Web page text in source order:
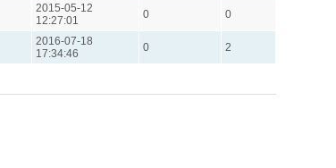
2015-05-12
12:27:01
0 0
2016-07-18
17:34:46
0 2